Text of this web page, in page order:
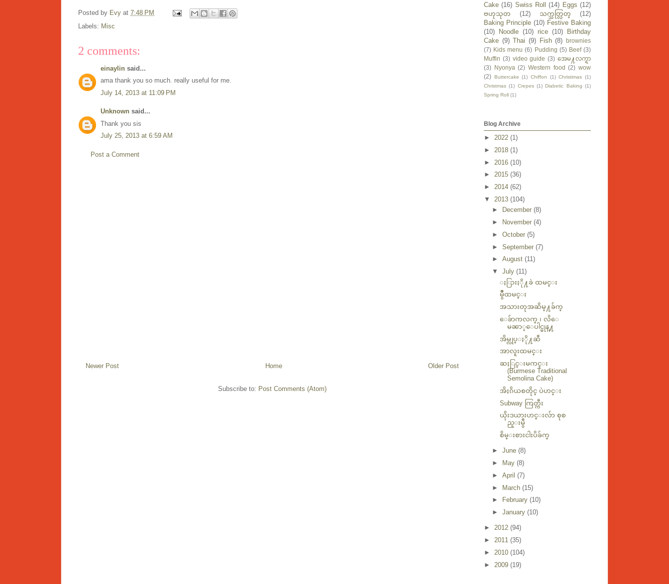
Posted by Evy at 7:48 PM
Labels: Misc
2 comments:
einaylin said...
ama thank you so much. really useful for me.
July 14, 2013 at 11:09 PM
Unknown said...
Thank you sis
July 25, 2013 at 6:59 AM
Post a Comment
Newer Post Older Post
Home
Subscribe to: Post Comments (Atom)
Cake (16) Swiss Roll (14) Eggs (12)
ဗဟုသုတ
(12) သက္သတ္လြတ္
(12)
Baking Principle (10) Festive Baking
(10) Noodle (10) rice (10) Birthday
Cake (9) Thai (9) Fish (8) brownies
(7) Kids menu (6) Pudding (5) Beef (3)
Muffin (3) video guide (3) အေမ႔လက္ရာ
(3) Nyonya (2) Western food (2) wow
(2) Buttercake (1) Chiffon (1) Christimas (1)
Christmas (1) Crepes (1) Diabetic Baking (1)
Spring Roll (1)
Blog Archive
► 2022 (1)
► 2018 (1)
► 2016 (10)
► 2015 (36)
► 2014 (62)
▼ 2013 (104)
►
December (8)
►
November (4)
► October (5)
► September (7)
► August (11)
▼ July (11)
ႏြားႏို႔ခဲ ထမင္း
မွိဳထမင္း
အသားတုအဆိမ္႔ခ်က္
ေခ်ာကလက္ ၊ လိေ
မၼာ္ေပါင္မုန္႔
အိမ္လုပ္ႏို႔ဆီ
အာလူးထမင္း
ဆႏြင္းမကင္း
(Burmese Traditional
Semolina Cake)
အိႏၵိယစတိုင္ ပဲဟင္း
Subway ကြတ္ကီး
ယိုးဒယားဟင္းလ်ာ စုစ
ည္းမွဳ
စိမ္းစားငါးပိခ်က္
► June (8)
►
May (8)
► April (7)
► March (15)
►
February (10)
► January (10)
► 2012 (94)
► 2011 (35)
► 2010 (104)
► 2009 (19)